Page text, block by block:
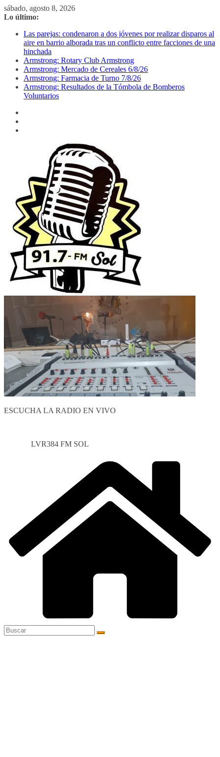
Saltar
al
sábado, agosto 8, 2026
Lo último:
Las parejas: condenaron a dos jóvenes por realizar disparos al
aire en barrio alborada tras un conflicto entre facciones de una
hinchada
Armstrong: Rotary Club Armstrong
Armstrong: Mercado de Cereales 6/8/26
Armstrong: Farmacia de Turno 7/8/26
Armstrong: Resultados de la Tómbola de Bomberos
Voluntarios
ESCUCHA LA RADIO EN VIVO
LVR384 FM SOL